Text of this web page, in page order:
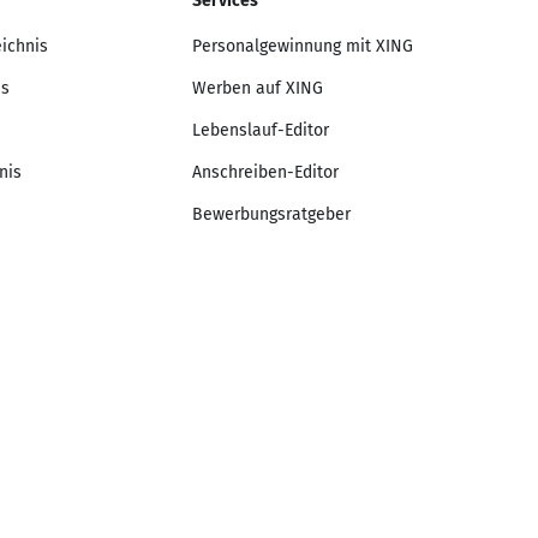
Personalgewinnung mit XING
Werben auf XING
Lebenslauf-Editor
Anschreiben-Editor
Bewerbungsratgeber